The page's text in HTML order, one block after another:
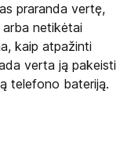
praranda vertę,
arba netikėtai
kaip atpažinti
verta ją pakeisti
telefono bateriją.